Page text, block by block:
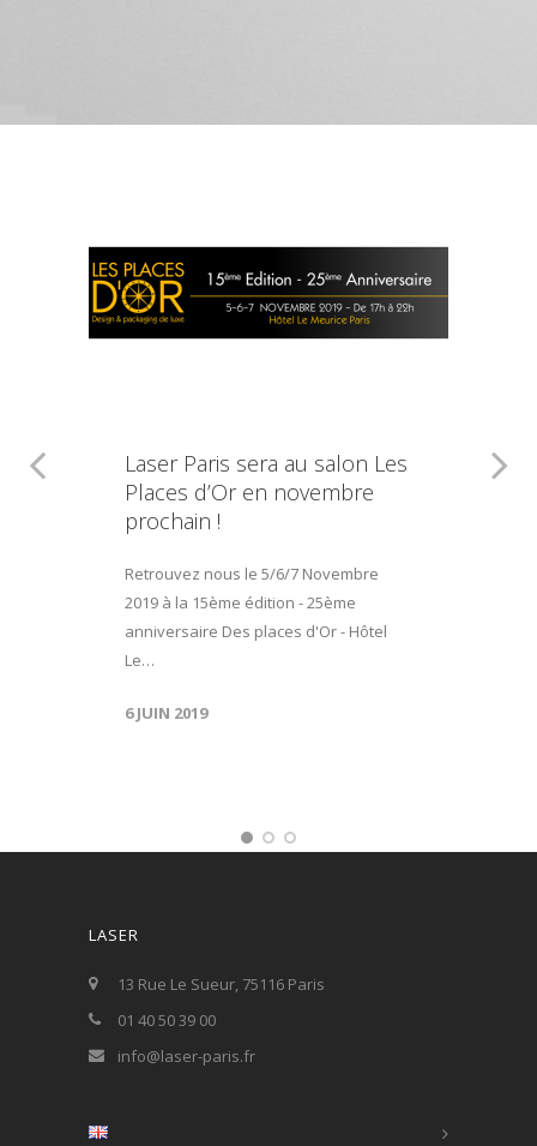
Laser Paris sera au salon Les
Places d’Or en novembre
prochain !
Retrouvez nous le 5/6/7 Novembre
2019 à la 15ème édition - 25ème
anniversaire Des places d'Or - Hôtel
Le…
6 JUIN 2019
LASER
13 Rue Le Sueur, 75116 Paris
01 40 50 39 00
info@laser-paris.fr